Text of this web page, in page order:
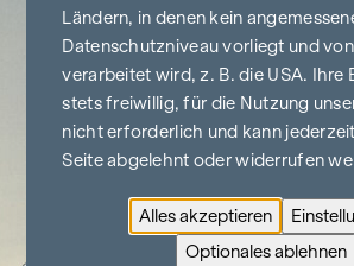
Ländern, in denen kein
Datenschutzniveau vorliegt und
verarbeitet wird, z. B. die USA. Ihre
stets freiwillig, für die Nutzung
nicht erforderlich und kann
Seite abgelehnt oder widerrufen
Alles akzeptieren
Optionales ablehnen